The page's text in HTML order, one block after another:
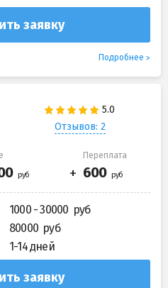
заявку
Подробнее
Отзывов: 2
Переплата
1000 - 30000
80000
1-14 дней
заявку